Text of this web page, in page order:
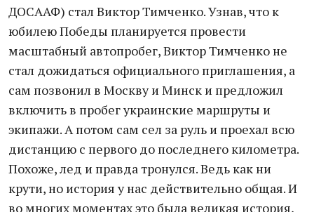
ДОСААФ) стал Виктор Тимченко. Узнав, что к
юбилею Победы планируется провести
масштабный автопробег, Виктор Тимченко не
стал дожидаться официального приглашения, а
сам позвонил в Москву и Минск и предложил
включить в пробег украинские маршруты и
экипажи. А потом сам сел за руль и проехал всю
дистанцию с первого до последнего километра.
Похоже, лед и правда тронулся. Ведь как ни
крути, но история у нас действительно общая. И
во многих моментах это была великая история,